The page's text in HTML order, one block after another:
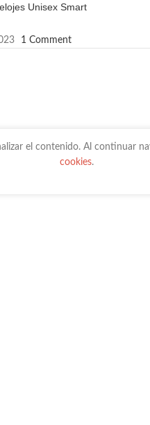
Unisex Smart
1 Comment
el contenido. Al continuar
cookies.